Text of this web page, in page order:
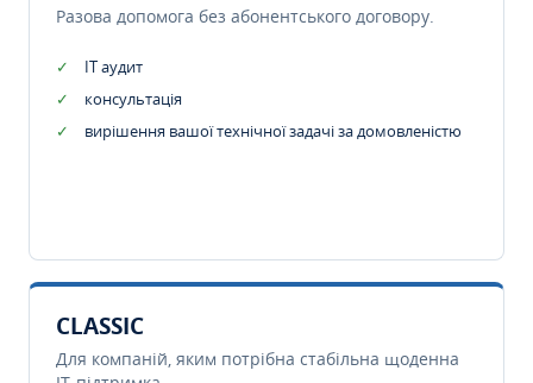
Разова допомога без абонентського договору.
IT аудит
консультація
вирішення вашої технічної задачі за домовленістю
CLASSIC
Для компаній, яким потрібна стабільна щоденна